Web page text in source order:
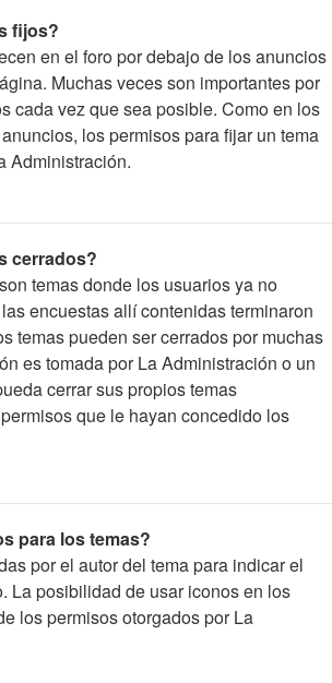
fijos?
en el foro por debajo de los anuncios
Muchas veces son importantes por
cada vez que sea posible. Como en los
los permisos para fijar un tema
Administración.
cerrados?
temas donde los usuarios ya no
encuestas allí contenidas terminaron
temas pueden ser cerrados por muchas
es tomada por La Administración o un
cerrar sus propios temas
que le hayan concedido los
para los temas?
por el autor del tema para indicar el
La posibilidad de usar iconos en los
los permisos otorgados por La